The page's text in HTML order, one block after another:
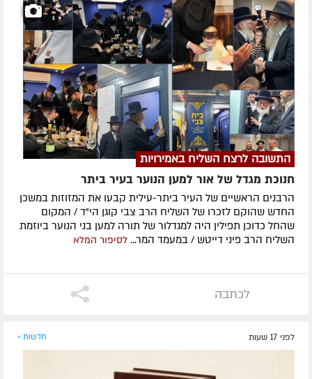
התשובה לרצח השליח באמירויות
חנוכת מגדל של אור למען הנוער בעיר ביתר
הרבנים הראשיים של העיר ביתר-עילית קבעו את המזוזות במשכן
החדש שהוקם לזכרו של השליח הרב צבי קוגן הי"ד / המקום
שהחל כדוכן תפילין היה למגדלור של תורה למען בני הנוער ביוזמת
השליח הרב פיני דייטש / במעמד המר... לסיפור המלא
לכתבה
לפני 17 שעות חדשות »